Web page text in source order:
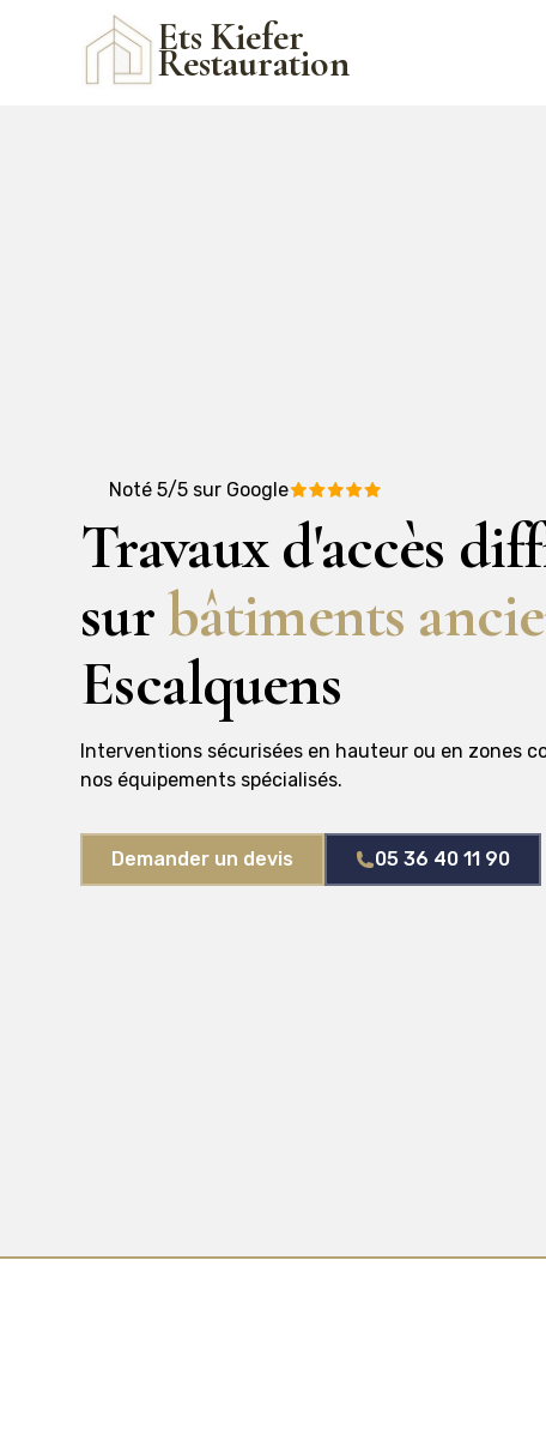
Ets Kiefer
Restauration
Noté 5/5 sur Google
Travaux d'accès
surbâtiments
Escalquens
Interventions sécurisées en hauteur ou en zones
nos équipements spécialisés.
Demander un devis 05 36 40 11 90